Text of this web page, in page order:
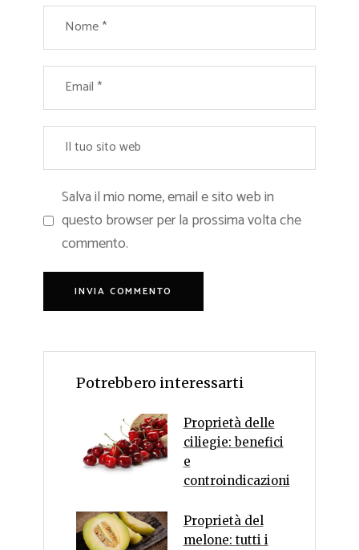
Salva il mio nome, email e sito web in
questo browser per la prossima volta che
commento.
Potrebbero interessarti
Proprietà delle
ciliegie: benefici
e
controindicazioni
Proprietà del
melone: tutti i